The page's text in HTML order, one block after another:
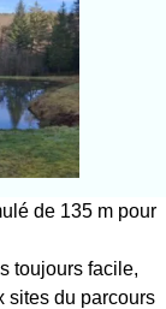
de 135 m pour
toujours facile,
sites du parcours